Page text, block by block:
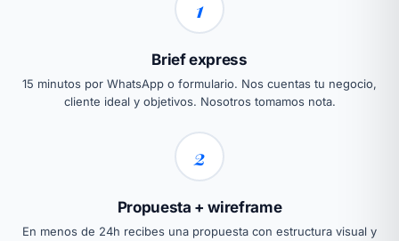
1
Brief express
15 minutos por WhatsApp o formulario. Nos cuentas tu negocio,
cliente ideal y objetivos. Nosotros tomamos nota.
2
Propuesta + wireframe
En menos de 24h recibes una propuesta con estructura visual y